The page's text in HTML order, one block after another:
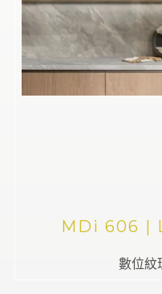
MDi 606 |
數位紋